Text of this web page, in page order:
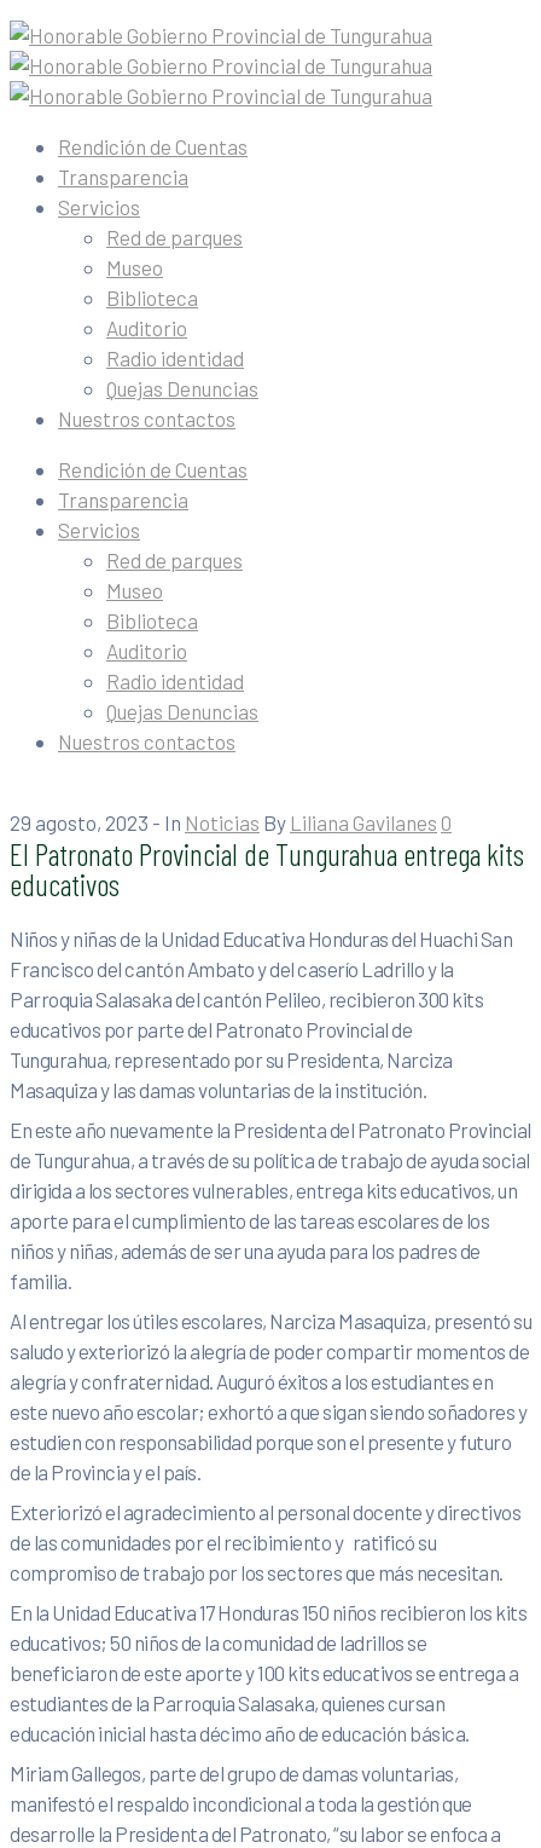
Rendición de Cuentas
Transparencia
Servicios
Red de parques
Museo
Biblioteca
Auditorio
Radio identidad
Quejas Denuncias
Nuestros contactos
Rendición de Cuentas
Transparencia
Servicios
Red de parques
Museo
Biblioteca
Auditorio
Radio identidad
Quejas Denuncias
Nuestros contactos
29 agosto, 2023 - In Noticias By Liliana Gavilanes 0
El Patronato Provincial de Tungurahua entrega kits
educativos
Niños y niñas de la Unidad Educativa Honduras del Huachi San
Francisco del cantón Ambato y del caserío Ladrillo y la
Parroquia Salasaka del cantón Pelileo, recibieron 300 kits
educativos por parte del Patronato Provincial de
Tungurahua, representado por su Presidenta, Narciza
Masaquiza y las damas voluntarias de la institución.
En este año nuevamente la Presidenta del Patronato Provincial
de Tungurahua, a través de su política de trabajo de ayuda social
dirigida a los sectores vulnerables, entrega kits educativos, un
aporte para el cumplimiento de las tareas escolares de los
niños y niñas, además de ser una ayuda para los padres de
familia.
Al entregar los útiles escolares, Narciza Masaquiza, presentó su
saludo y exteriorizó la alegría de poder compartir momentos de
alegría y confraternidad. Auguró éxitos a los estudiantes en
este nuevo año escolar; exhortó a que sigan siendo soñadores y
estudien con responsabilidad porque son el presente y futuro
de la Provincia y el país.
Exteriorizó el agradecimiento al personal docente y directivos
de las comunidades por el recibimiento y ratificó su
compromiso de trabajo por los sectores que más necesitan.
En la Unidad Educativa 17 Honduras 150 niños recibieron los kits
educativos; 50 niños de la comunidad de ladrillos se
beneficiaron de este aporte y 100 kits educativos se entrega a
estudiantes de la Parroquia Salasaka, quienes cursan
educación inicial hasta décimo año de educación básica.
Miriam Gallegos, parte del grupo de damas voluntarias,
manifestó el respaldo incondicional a toda la gestión que
desarrolle la Presidenta del Patronato, “su labor se enfoca a